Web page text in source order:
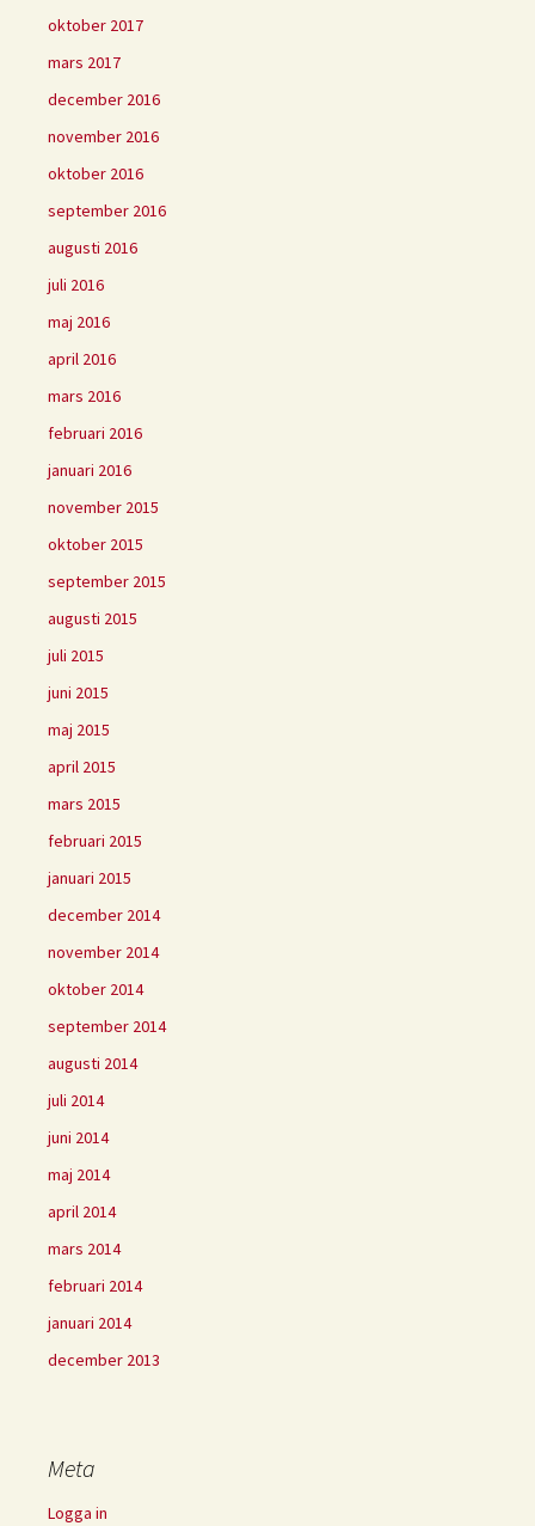
oktober 2017
mars 2017
december 2016
november 2016
oktober 2016
september 2016
augusti 2016
juli 2016
maj 2016
april 2016
mars 2016
februari 2016
januari 2016
november 2015
oktober 2015
september 2015
augusti 2015
juli 2015
juni 2015
maj 2015
april 2015
mars 2015
februari 2015
januari 2015
december 2014
november 2014
oktober 2014
september 2014
augusti 2014
juli 2014
juni 2014
maj 2014
april 2014
mars 2014
februari 2014
januari 2014
december 2013
Meta
Logga in